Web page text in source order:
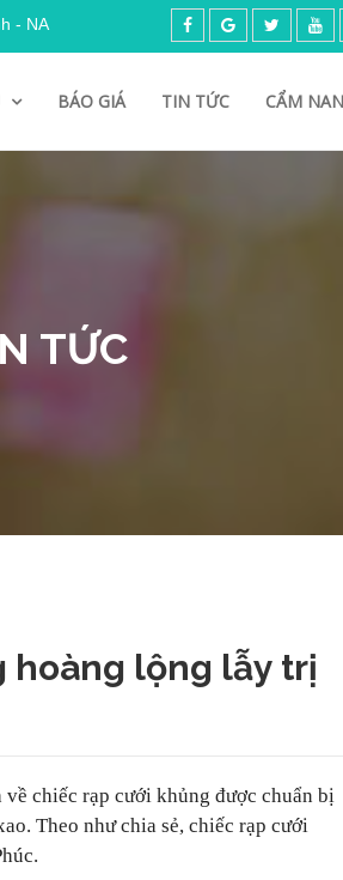
- NA
BÁO GIÁ TIN TỨC CẨM
TỨC
hoàng lộng lẫy trị
chiếc rạp cưới khủng được chuẩn bị
Theo như chia sẻ, chiếc rạp cưới